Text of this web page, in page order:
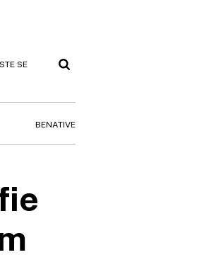
SE
BENATIVE